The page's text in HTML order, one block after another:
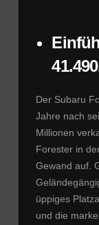
Der Subaru
Jahre nach
Millionen
Forester in
Gewand auf.
üppiges
und die